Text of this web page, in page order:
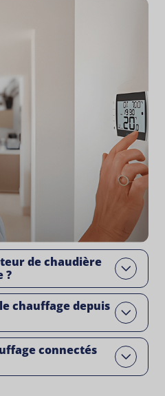
de chaudière
?
Open
chauffage depuis
Open
connectésOpen